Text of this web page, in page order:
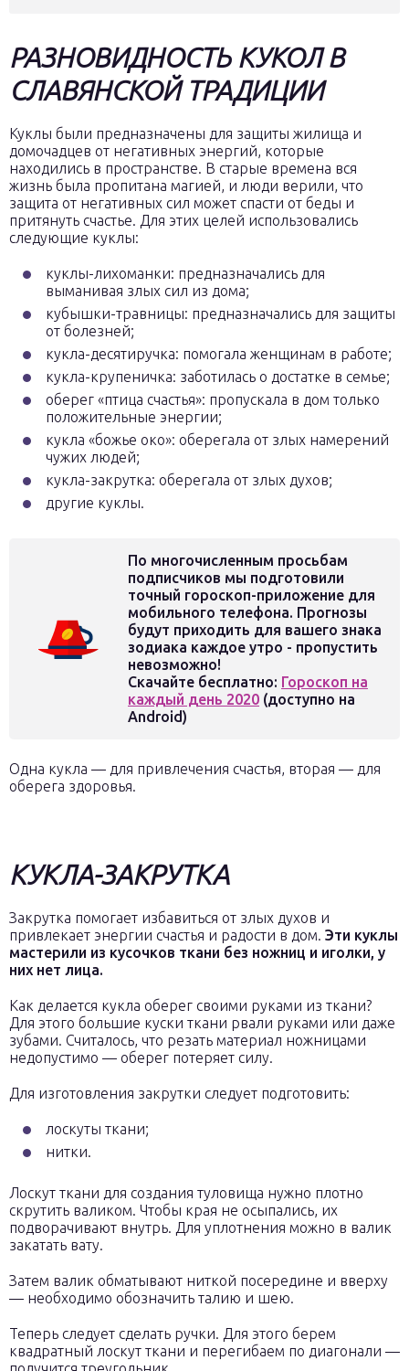
РАЗНОВИДНОСТЬ КУКОЛ В
СЛАВЯНСКОЙ ТРАДИЦИИ
Куклы были предназначены для защиты жилища и
домочадцев от негативных энергий, которые
находились в пространстве. В старые времена вся
жизнь была пропитана магией, и люди верили, что
защита от негативных сил может спасти от беды и
притянуть счастье. Для этих целей использовались
следующие куклы:
куклы-лихоманки: предназначались для
выманивая злых сил из дома;
кубышки-травницы: предназначались для защиты
от болезней;
кукла-десятиручка: помогала женщинам в работе;
кукла-крупеничка: заботилась о достатке в семье;
оберег «птица счастья»: пропускала в дом только
положительные энергии;
кукла «божье око»: оберегала от злых намерений
чужих людей;
кукла-закрутка: оберегала от злых духов;
другие куклы.
По многочисленным просьбам
подписчиков мы подготовили
точный гороскоп-приложение для
мобильного телефона. Прогнозы
будут приходить для вашего знака
зодиака каждое утро - пропустить
невозможно!
Скачайте бесплатно: Гороскоп на
каждый день 2020 (доступно на
Android)
Одна кукла — для привлечения счастья, вторая — для
оберега здоровья.
КУКЛА-ЗАКРУТКА
Закрутка помогает избавиться от злых духов и
привлекает энергии счастья и радости в дом. Эти куклы
мастерили из кусочков ткани без ножниц и иголки, у
них нет лица.
Как делается кукла оберег своими руками из ткани?
Для этого большие куски ткани рвали руками или даже
зубами. Считалось, что резать материал ножницами
недопустимо — оберег потеряет силу.
Для изготовления закрутки следует подготовить:
лоскуты ткани;
нитки.
Лоскут ткани для создания туловища нужно плотно
скрутить валиком. Чтобы края не осыпались, их
подворачивают внутрь. Для уплотнения можно в валик
закатать вату.
Затем валик обматывают ниткой посередине и вверху
— необходимо обозначить талию и шею.
Теперь следует сделать ручки. Для этого берем
квадратный лоскут ткани и перегибаем по диагонали —